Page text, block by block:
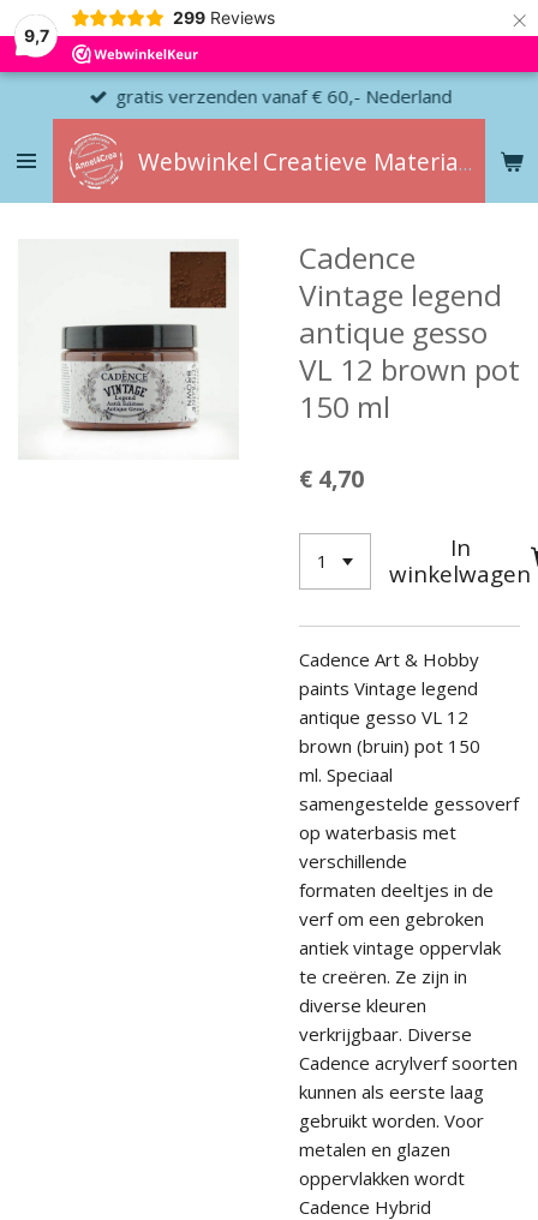
9,7
299 Reviews ×
Webwinkel Creatieve Materialen
gratis verzenden vanaf € 60,- Nederland
Cadence
Vintage legend
antique gesso
VL 12 brown pot
150 ml
€ 4,70
In
winkelwagen
Cadence Art & Hobby
paints Vintage legend
antique gesso VL 12
brown (bruin) pot 150
ml. Speciaal
samengestelde gessoverf
op waterbasis met
verschillende
formaten deeltjes in de
verf om een gebroken
antiek vintage oppervlak
te creëren. Ze zijn in
diverse kleuren
verkrijgbaar. Diverse
Cadence acrylverf soorten
kunnen als eerste laag
gebruikt worden. Voor
metalen en glazen
oppervlakken wordt
Cadence Hybrid